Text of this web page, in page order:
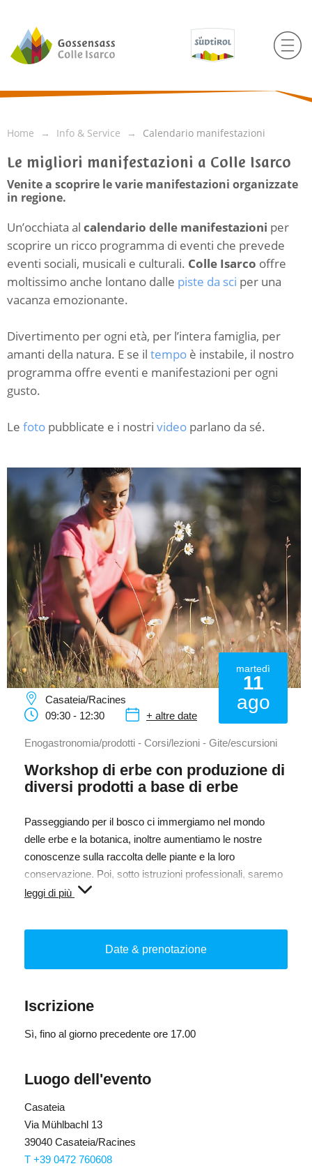
Home Info & Service Calendario manifestazioni
Le migliori manifestazioni a Colle Isarco
Venite a scoprire le varie manifestazioni organizzate
in regione.
Un’occhiata al calendario delle manifestazioni per
scoprire un ricco programma di eventi che prevede
eventi sociali, musicali e culturali. Colle Isarco offre
moltissimo anche lontano dalle piste da sci per una
vacanza emozionante.
Divertimento per ogni età, per l’intera famiglia, per
amanti della natura. E se il tempo è instabile, il nostro
programma offre eventi e manifestazioni per ogni
gusto.
Le foto pubblicate e i nostri video parlano da sé.
martedì
11
ago
Casateia/Racines
09:30 - 12:30
+ altre date
Enogastronomia/prodotti - Corsi/lezioni - Gite/escursioni
Workshop di erbe con produzione di
diversi prodotti a base di erbe
Passeggiando per il bosco ci immergiamo nel mondo
delle erbe e la botanica, inoltre aumentiamo le nostre
conoscenze sulla raccolta delle piante e la loro
conservazione. Poi, sotto istruzioni professionali, saremo
infine in grado di estrarre tinture e oli di diverse piante. Gli
Naturalmente, i partecipanti saranno liberi di tenersi i loro
Costi:
(anche per le persone con ActiveCard)
leggi di più
Date & prenotazione
Iscrizione
Sì, fino al giorno precedente ore 17.00
Luogo dell'evento
Casateia
Via Mühlbachl 13
39040 Casateia/Racines
T +39 0472 760608